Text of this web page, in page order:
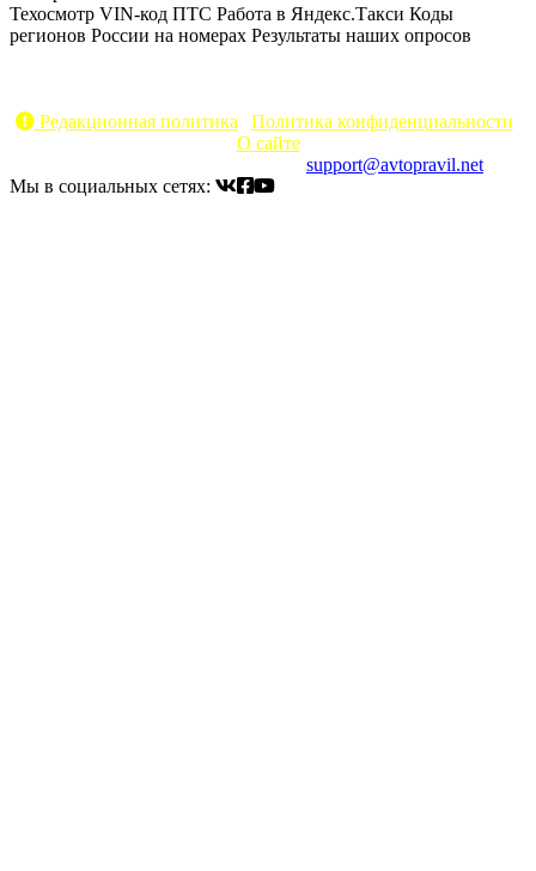
Техосмотр VIN-код ПТС Работа в Яндекс.Такси Коды
регионов России на номерах Результаты наших опросов
Редакционная политика
Политика конфиденциальности
О сайте
support@avtopravil.net
Мы в социальных сетях: